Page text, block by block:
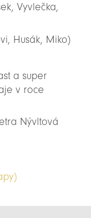
Vyvlečka,
Husák, Miko)
a super
v roce
Nývltová